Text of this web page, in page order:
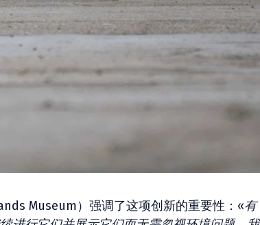
Museum）强调了这项创新的重要性：«有